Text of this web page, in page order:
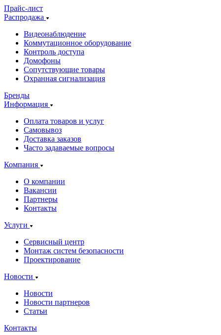
Прайс-лист
Распродажа
Видеонаблюдение
Коммутационное оборудование
Контроль доступа
Домофоны
Сопутствующие товары
Охранная сигнализация
Бренды
Информация
Оплата товаров и услуг
Самовывоз
Доставка заказов
Часто задаваемые вопросы
Компания
О компании
Вакансии
Партнеры
Контакты
Услуги
Сервисный центр
Монтаж систем безопасности
Проектирование
Новости
Новости
Новости партнеров
Статьи
Контакты